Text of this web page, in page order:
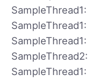
SampleThread1: